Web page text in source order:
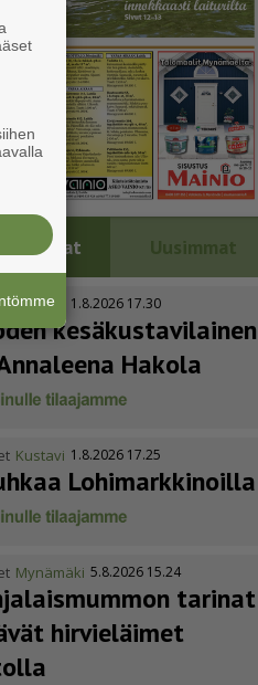
Uusimmat
Kustavi 1.8.2026 17.30
kesäkus­ta­vi­lainen
Hakola
Kustavi 1.8.2026 17.25
Lohimark­ki­noilla
Mynämäki 5.8.2026 15.24
tarinat
hirvieläimet